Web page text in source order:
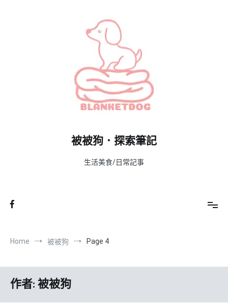
被被狗．探索筆記
生活美食/日常記事
Home 被被狗 Page 4
作者:被被狗